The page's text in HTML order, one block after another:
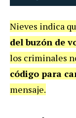
Nieves indica
del buzón de
los criminales
código para
mensaje.